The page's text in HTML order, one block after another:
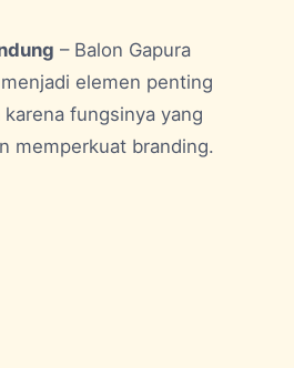
– Balon Gapura
elemen penting
fungsinya yang
memperkuat branding.